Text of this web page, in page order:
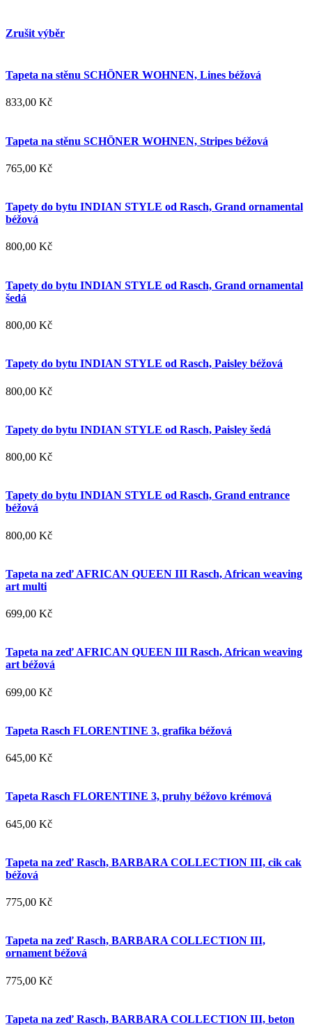
Zrušit výběr
Tapeta na stěnu SCHÖNER WOHNEN, Lines béžová
833,00 Kč
Tapeta na stěnu SCHÖNER WOHNEN, Stripes béžová
765,00 Kč
Tapety do bytu INDIAN STYLE od Rasch, Grand ornamental
béžová
800,00 Kč
Tapety do bytu INDIAN STYLE od Rasch, Grand ornamental
šedá
800,00 Kč
Tapety do bytu INDIAN STYLE od Rasch, Paisley béžová
800,00 Kč
Tapety do bytu INDIAN STYLE od Rasch, Paisley šedá
800,00 Kč
Tapety do bytu INDIAN STYLE od Rasch, Grand entrance
béžová
800,00 Kč
Tapeta na zeď AFRICAN QUEEN III Rasch, African weaving
art multi
699,00 Kč
Tapeta na zeď AFRICAN QUEEN III Rasch, African weaving
art béžová
699,00 Kč
Tapeta Rasch FLORENTINE 3, grafika béžová
645,00 Kč
Tapeta Rasch FLORENTINE 3, pruhy béžovo krémová
645,00 Kč
Tapeta na zeď Rasch, BARBARA COLLECTION III, cik cak
béžová
775,00 Kč
Tapeta na zeď Rasch, BARBARA COLLECTION III,
ornament béžová
775,00 Kč
Tapeta na zeď Rasch, BARBARA COLLECTION III, beton